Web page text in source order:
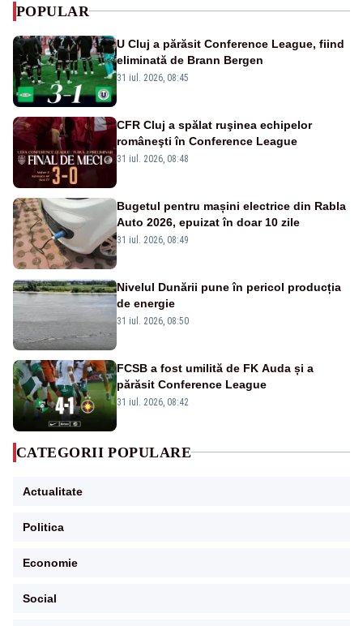
POPULAR
U Cluj a părăsit Conference League, fiind
eliminată de Brann Bergen
31 iul. 2026, 08:45
CFR Cluj a spălat ruşinea echipelor
româneşti în Conference League
31 iul. 2026, 08:48
Bugetul pentru mașini electrice din Rabla
Auto 2026, epuizat în doar 10 zile
31 iul. 2026, 08:49
Nivelul Dunării pune în pericol producția
de energie
31 iul. 2026, 08:50
FCSB a fost umilită de FK Auda și a
părăsit Conference League
31 iul. 2026, 08:42
CATEGORII POPULARE
Actualitate
Politica
Economie
Social